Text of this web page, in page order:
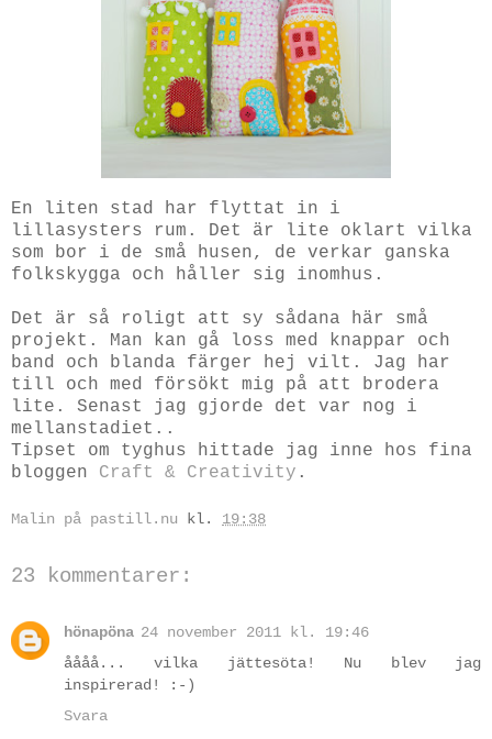
En liten stad har flyttat in i
lillasysters rum. Det är lite oklart vilka
som bor i de små husen, de verkar ganska
folkskygga och håller sig inomhus.
Det är så roligt att sy sådana här små
projekt. Man kan gå loss med knappar och
band och blanda färger hej vilt. Jag har
till och med försökt mig på att brodera
lite. Senast jag gjorde det var nog i
mellanstadiet..
Tipset om tyghus hittade jag inne hos fina
bloggen Craft & Creativity .
Malin på pastill.nu kl. 19:38
23 kommentarer:
hönapöna 24 november 2011 kl. 19:46
åååå... vilka jättesöta! Nu blev jag
inspirerad! :-)
Svara